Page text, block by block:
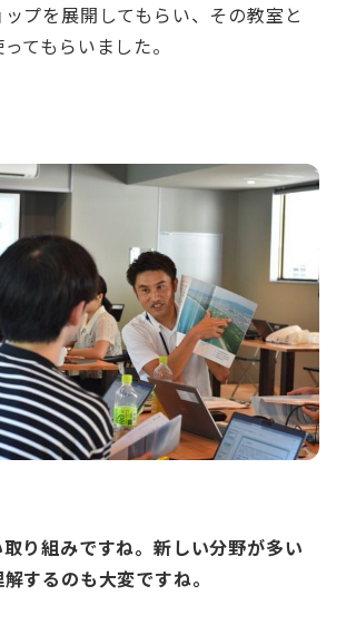
プを展開してもらい、その教室と
てもらいました。
り組みですね。新しい分野が多い
するのも大変ですね。